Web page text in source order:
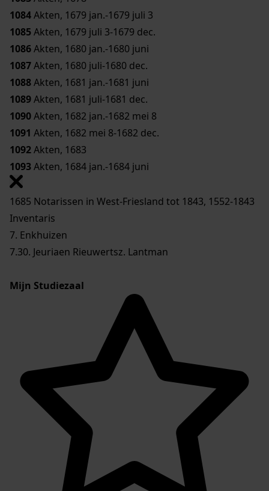
1084Akten, 1679 jan.-1679 juli 3
1085Akten, 1679 juli 3-1679 dec.
1086Akten, 1680 jan.-1680 juni
1087Akten, 1680 juli-1680 dec.
1088Akten, 1681 jan.-1681 juni
1089Akten, 1681 juli-1681 dec.
1090Akten, 1682 jan.-1682 mei 8
1091 Akten, 1682 mei 8-1682 dec.
1092Akten, 1683
1093Akten, 1684 jan.-1684 juni
1685 Notarissen in West-Friesland tot 1843, 1552-1843
Inventaris
7. Enkhuizen
7.30. Jeuriaen Rieuwertsz. Lantman
Mijn Studiezaal